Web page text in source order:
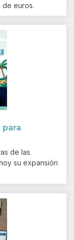
de euros.
de las
su expansión